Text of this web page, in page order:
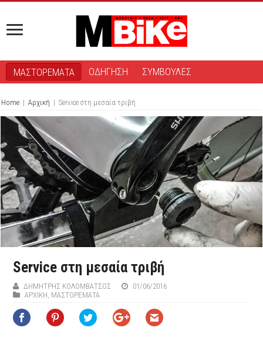
ΜΑΣΤΟΡΕΜΑΤΑ ΟΔΗΓΗΣΗ ΣΥΜΒΟΥΛΕΣ
Home | Αρχική | Service στη μεσαία τριβή
Service στη μεσαία τριβή
ΔΗΜΉΤΡΗΣ ΚΟΛΟΜΒΆΤΣΟΣ
01/06/2016
ΑΡΧΙΚΉ ΜΑΣΤΟΡΕΜΑΤΑ